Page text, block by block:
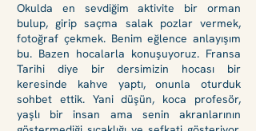
Okulda en sevdiğim aktivite bir orman
bulup, girip saçma salak pozlar vermek,
fotoğraf çekmek. Benim eğlence anlayışım
bu. Bazen hocalarla konuşuyoruz. Fransa
Tarihi diye bir dersimizin hocası bir
keresinde kahve yaptı, onunla oturduk
sohbet ettik. Yani düşün, koca profesör,
yaşlı bir insan ama senin akranlarının